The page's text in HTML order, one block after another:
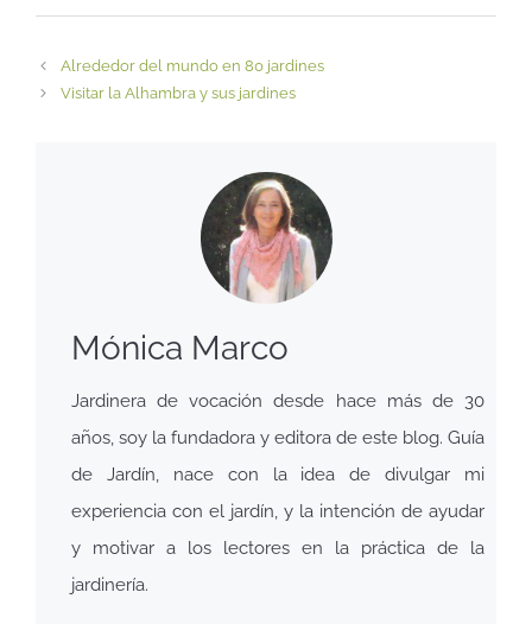
Alrededor del mundo en 80 jardines
Visitar la Alhambra y sus jardines
Mónica Marco
Jardinera de vocación desde hace más de 30
años, soy la fundadora y editora de este blog. Guía
de Jardín, nace con la idea de divulgar mi
experiencia con el jardín, y la intención de ayudar
y motivar a los lectores en la práctica de la
jardinería.